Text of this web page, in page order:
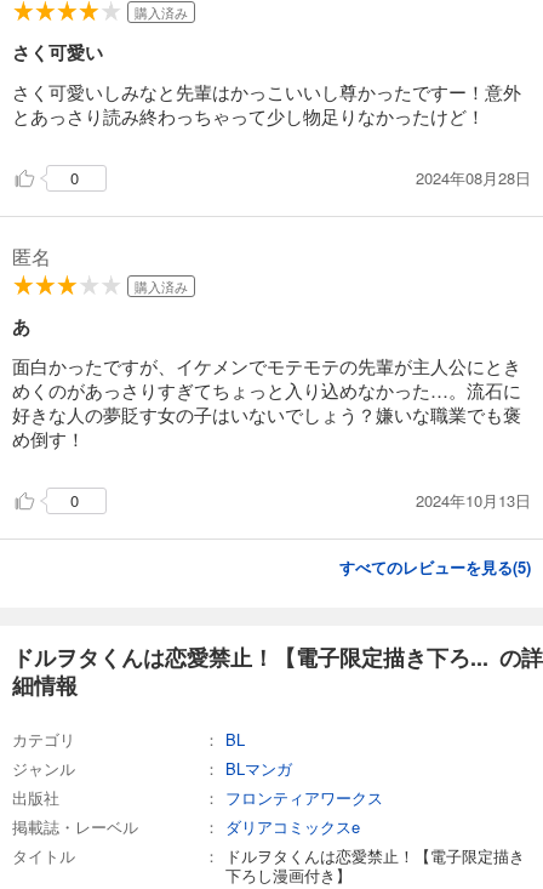
購入済み
さく可愛い
さく可愛いしみなと先輩はかっこいいし尊かったですー！意外
とあっさり読み終わっちゃって少し物足りなかったけど！
0 2024年08月28日
匿名
購入済み
あ
面白かったですが、イケメンでモテモテの先輩が主人公にとき
めくのがあっさりすぎてちょっと入り込めなかった…。流石に
好きな人の夢貶す女の子はいないでしょう？嫌いな職業でも褒
め倒す！
0 2024年10月13日
すべてのレビューを見る(5)
ドルヲタくんは恋愛禁止！【電子限定描き下ろ... の詳
細情報
カテゴリ
BL
ジャンル
BLマンガ
出版社
フロンティアワークス
掲載誌・レーベル
ダリアコミックスe
タイトル
ドルヲタくんは恋愛禁止！【電子限定描き
下ろし漫画付き】